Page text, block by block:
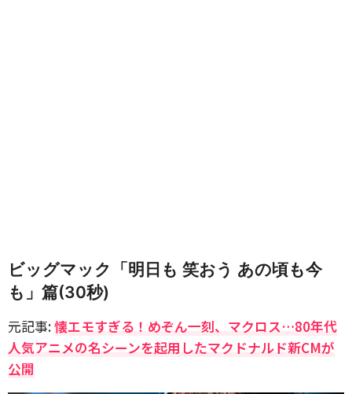
ビッグマック「明日も 笑おう あの頃も今
も」篇(30秒)
元記事:懐エモすぎる！めぞん一刻、マクロス…80年代
人気アニメの名シーンを起用したマクドナルド新CMが
公開